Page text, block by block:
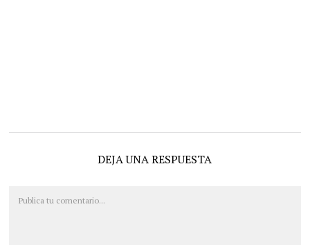
DEJA UNA RESPUESTA